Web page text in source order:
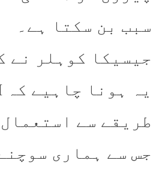
سبب بن سکتا ہے۔
جیسیکا کوہلر نے
طریقے سے
جس سے ہماری